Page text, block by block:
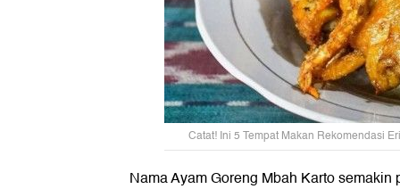
Catat! Ini 5 Tempat Makan Rekomendasi
Nama Ayam Goreng Mbah Karto